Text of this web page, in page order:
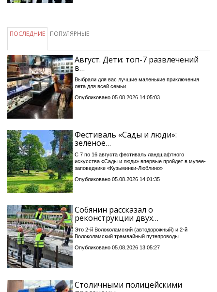
ПОСЛЕДНИЕ ПОПУЛЯРНЫЕ
Август. Дети: топ-7 развлечений
в…
Выбрали для вас лучшие маленькие приключения
лета для всей семьи
Опубликовано 05.08.2026 14:05:03
Фестиваль «Сады и люди»:
зеленое…
С 7 по 16 августа фестиваль ландшафтного
искусства «Сады и люди» впервые пройдет в музее-
заповеднике «Кузьминки-Люблино»
Опубликовано 05.08.2026 14:01:35
Собянин рассказал о
реконструкции двух…
Это 2-й Волоколамский (автодорожный) и 2-й
Волоколамский трамвайный путепроводы
Опубликовано 05.08.2026 13:05:27
Столичными полицейскими